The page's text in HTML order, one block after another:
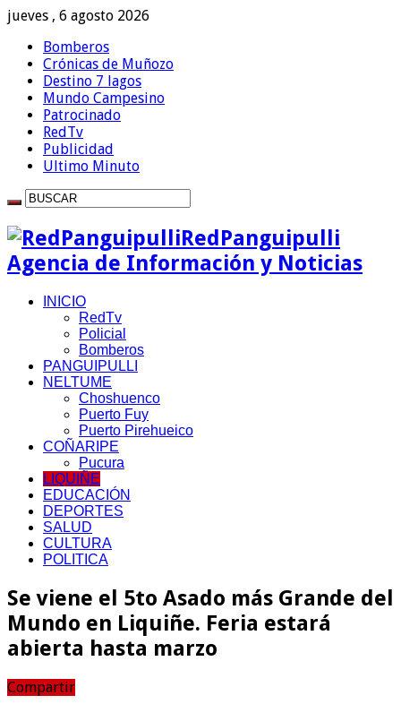
jueves , 6 agosto 2026
Bomberos
Crónicas de Muñozo
Destino 7 lagos
Mundo Campesino
Patrocinado
RedTv
Publicidad
Ultimo Minuto
RedPanguipulli
Agencia de Información y Noticias
INICIO
RedTv
Policial
Bomberos
PANGUIPULLI
NELTUME
Choshuenco
Puerto Fuy
Puerto Pirehueico
COÑARIPE
Pucura
LIQUIÑE
EDUCACIÓN
DEPORTES
SALUD
CULTURA
POLITICA
Se viene el 5to Asado más Grande del
Mundo en Liquiñe. Feria estará
abierta hasta marzo
Compartir